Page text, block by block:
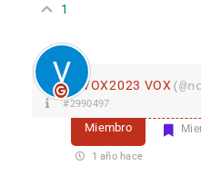
1
VOX2023 VOX
#2990497
Miembro
1 año hace